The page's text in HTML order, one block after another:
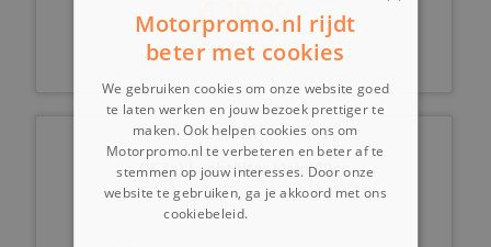
€ 19,99
(1C3a) Luchtfilter klein 49cc
Motorpromo.nl rijdt
beter met cookies
We gebruiken cookies om onze website goed
te laten werken en jouw bezoek prettiger te
maken. Ook helpen cookies ons om
Motorpromo.nl te verbeteren en beter af te
stemmen op jouw interesses. Door onze
website te gebruiken, ga je akkoord met ons
cookiebeleid.